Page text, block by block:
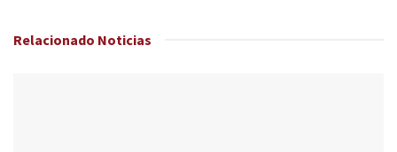
Relacionado Noticias